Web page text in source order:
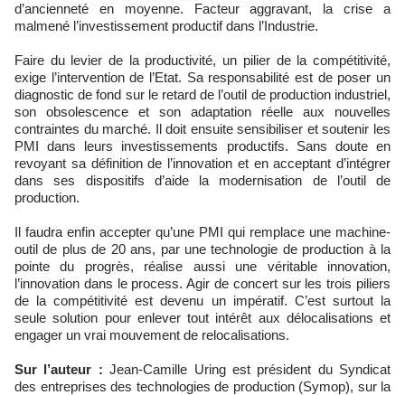
d’ancienneté en moyenne. Facteur aggravant, la crise a
malmené l’investissement productif dans l’Industrie.
Faire du levier de la productivité, un pilier de la compétitivité,
exige l’intervention de l’Etat. Sa responsabilité est de poser un
diagnostic de fond sur le retard de l’outil de production industriel,
son obsolescence et son adaptation réelle aux nouvelles
contraintes du marché. Il doit ensuite sensibiliser et soutenir les
PMI dans leurs investissements productifs. Sans doute en
revoyant sa définition de l’innovation et en acceptant d’intégrer
dans ses dispositifs d’aide la modernisation de l’outil de
production.
Il faudra enfin accepter qu’une PMI qui remplace une machine-
outil de plus de 20 ans, par une technologie de production à la
pointe du progrès, réalise aussi une véritable innovation,
l’innovation dans le process. Agir de concert sur les trois piliers
de la compétitivité est devenu un impératif. C’est surtout la
seule solution pour enlever tout intérêt aux délocalisations et
engager un vrai mouvement de relocalisations.
Sur l’auteur :Jean-Camille Uring est président du Syndicat
des entreprises des technologies de production (Symop), sur la